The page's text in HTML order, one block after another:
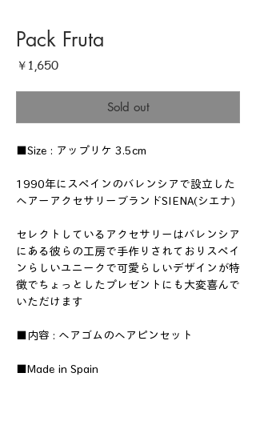
Pack Fruta
￥1,650価
Sold out
■Size : アップリケ 3.5cm
1990年にスペインのバレンシアで設立した
ヘアーアクセサリーブランドSIENA(シエナ)
セレクトしているアクセサリーはバレンシア
にある彼らの工房で手作りされておりスペイ
ンらしいユニークで可愛らしいデザインが特
徴でちょっとしたプレゼントにも大変喜んで
いただけます
■内容 : ヘアゴムのヘアピンセット
■Made in Spain